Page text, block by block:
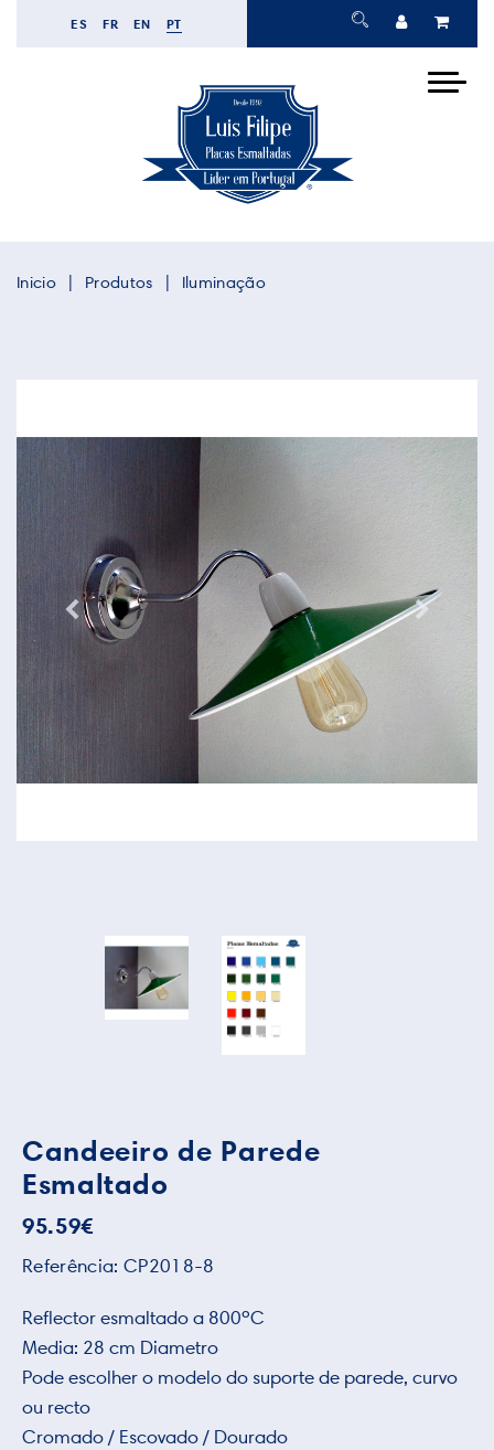
ES FR EN PT
Inicio Produtos Iluminação
Candeeiro de Parede
Esmaltado
95.59€
Referência: CP2018-8
Reflector esmaltado a 800ºC
Media: 28 cm Diametro
Pode escolher o modelo do suporte de parede, curvo
ou recto
Cromado / Escovado / Dourado